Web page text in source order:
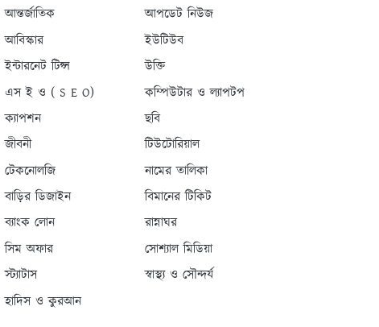
আন্তর্জাতিক
আপডেট নিউজ
আবিস্কার
ইউটিউব
ইন্টারনেট টিপ্স
উক্তি
এস ই ও ( S E O)
কম্পিউটার ও ল্যাপটপ
ক্যাপশন
ছবি
জীবনী
টিউটোরিয়াল
টেকনোলজি
নামের তালিকা
বাড়ির ডিজাইন
বিমানের টিকিট
ব্যাংক লোন
রান্নাঘর
সিম অফার
সোশ্যাল মিডিয়া
স্ট্যাটাস
স্বাস্থ্য ও সৌন্দর্য
হাদিস ও কুরআন